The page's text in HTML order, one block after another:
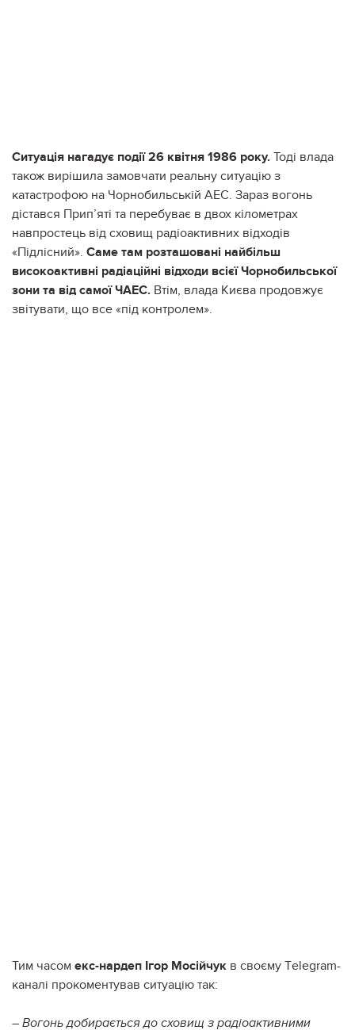
Ситуація нагадує події 26 квітня 1986 року. Тоді влада
також вирішила замовчати реальну ситуацію з
катастрофою на Чорнобильській АЕС. Зараз вогонь
дістався Прип’яті та перебуває в двох кілометрах
навпростець від сховищ радіоактивних відходів
«Підлісний». Саме там розташовані найбільш
високоактивні радіаційні відходи всієї Чорнобильської
зони та від самої ЧАЕС. Втім, влада Києва продовжує
звітувати, що все «під контролем».
Тим часом екс-нардеп Ігор Мосійчук в своєму Тelegram-
каналі прокоментував ситуацію так:
– Вогонь добирається до сховищ з радіоактивними